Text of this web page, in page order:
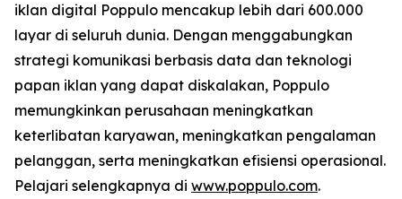
iklan digital Poppulo mencakup lebih dari 600.000
layar di seluruh dunia. Dengan menggabungkan
strategi komunikasi berbasis data dan teknologi
papan iklan yang dapat diskalakan, Poppulo
memungkinkan perusahaan meningkatkan
keterlibatan karyawan, meningkatkan pengalaman
pelanggan, serta meningkatkan efisiensi operasional.
Pelajari selengkapnya di www.poppulo.com.